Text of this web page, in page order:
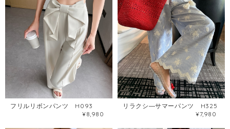
フリルリボンパンツ H093
¥8,980
リラクシ―サマーパンツ H325
¥7,980